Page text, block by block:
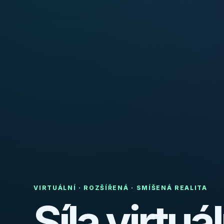
VIRTUÁLNÍ · ROZŠÍŘENÁ · SMÍŠENÁ REALITA